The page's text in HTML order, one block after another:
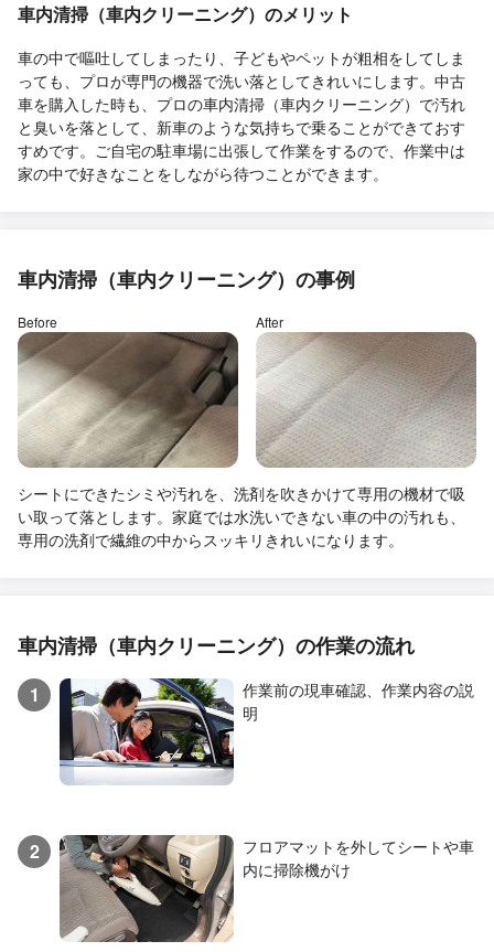
車内清掃（車内クリーニング）のメリット
車の中で嘔吐してしまったり、子どもやペットが粗相をしてしま
っても、プロが専門の機器で洗い落としてきれいにします。中古
車を購入した時も、プロの車内清掃（車内クリーニング）で汚れ
と臭いを落として、新車のような気持ちで乗ることができておす
すめです。ご自宅の駐車場に出張して作業をするので、作業中は
家の中で好きなことをしながら待つことができます。
車内清掃（車内クリーニング）の事例
Before After
シートにできたシミや汚れを、洗剤を吹きかけて専用の機材で吸
い取って落とします。家庭では水洗いできない車の中の汚れも、
専用の洗剤で繊維の中からスッキリきれいになります。
車内清掃（車内クリーニング）の作業の流れ
1
作業前の現車確認、作業内容の説
明
2
フロアマットを外してシートや車
内に掃除機がけ